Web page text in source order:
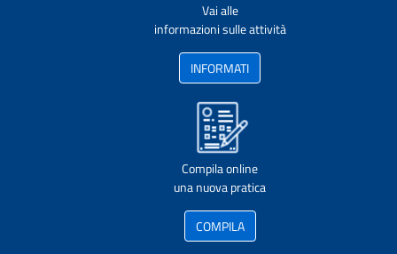
Vai alle
informazioni sulle attività
INFORMATI
Compila online
una nuova pratica
COMPILA